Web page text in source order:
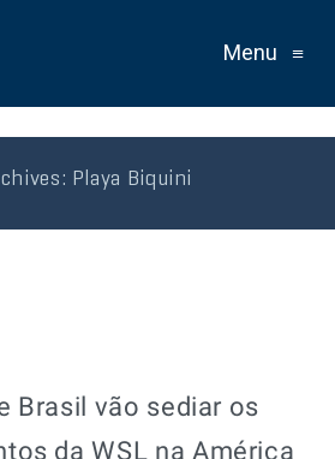
Menu ≡
Playa Biquini
Brasil vão sediar os
da WSL na América